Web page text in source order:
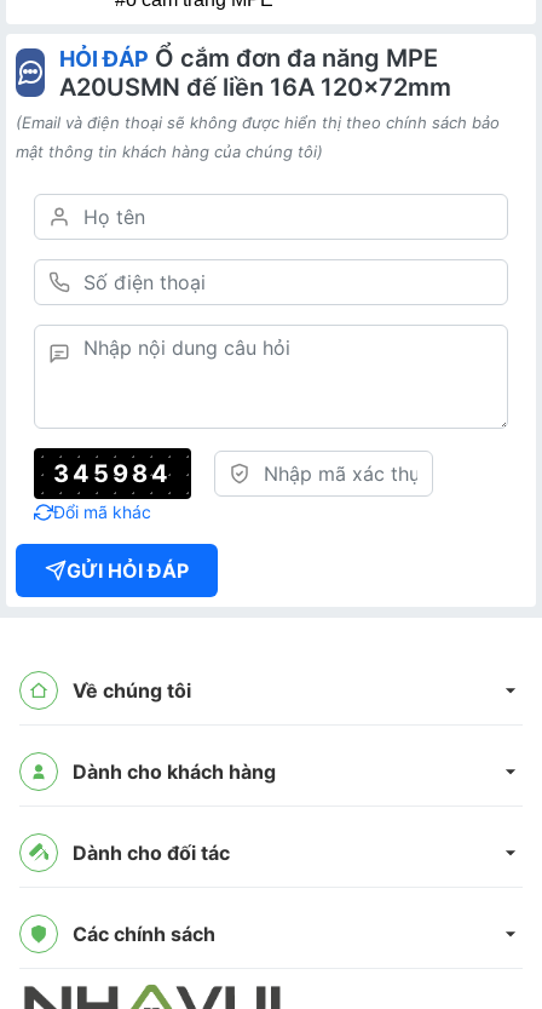
HỎI ĐÁP Ổ cắm đơn đa năng MPE
A20USMN đế liền 16A 120x72mm
(Email và điện thoại sẽ không được hiển thị theo chính sách bảo
mật thông tin khách hàng của chúng tôi)
345984
Đổi mã khác
GỬI HỎI ĐÁP
Về chúng tôi
Dành cho khách hàng
Dành cho đối tác
Các chính sách